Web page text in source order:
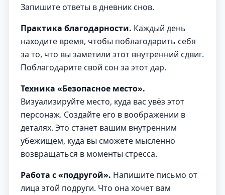
Запишите ответы в дневник снов.
Практика благодарности. Каждый день
находите время, чтобы поблагодарить себя
за то, что вы заметили этот внутренний сдвиг.
Поблагодарите свой сон за этот дар.
Техника «Безопасное место».
Визуализируйте место, куда вас увёз этот
персонаж. Создайте его в воображении в
деталях. Это станет вашим внутренним
убежищем, куда вы сможете мысленно
возвращаться в моменты стресса.
Работа с «подругой». Напишите письмо от
лица этой подруги. Что она хочет вам